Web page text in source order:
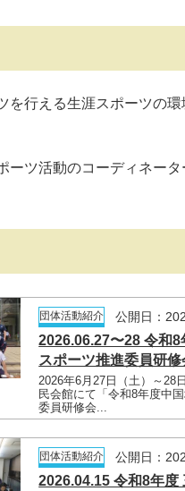
行える生涯スポーツの環
ツ活動のコーディネータ
団体活動紹介 公開日：
2026.06.27〜28 令和8
スポーツ推進委員研修
2026年6月27日（土）～28
民会館にて「令和8年度中
委員研修会...
団体活動紹介 公開日：
2026.04.15 令和8年度